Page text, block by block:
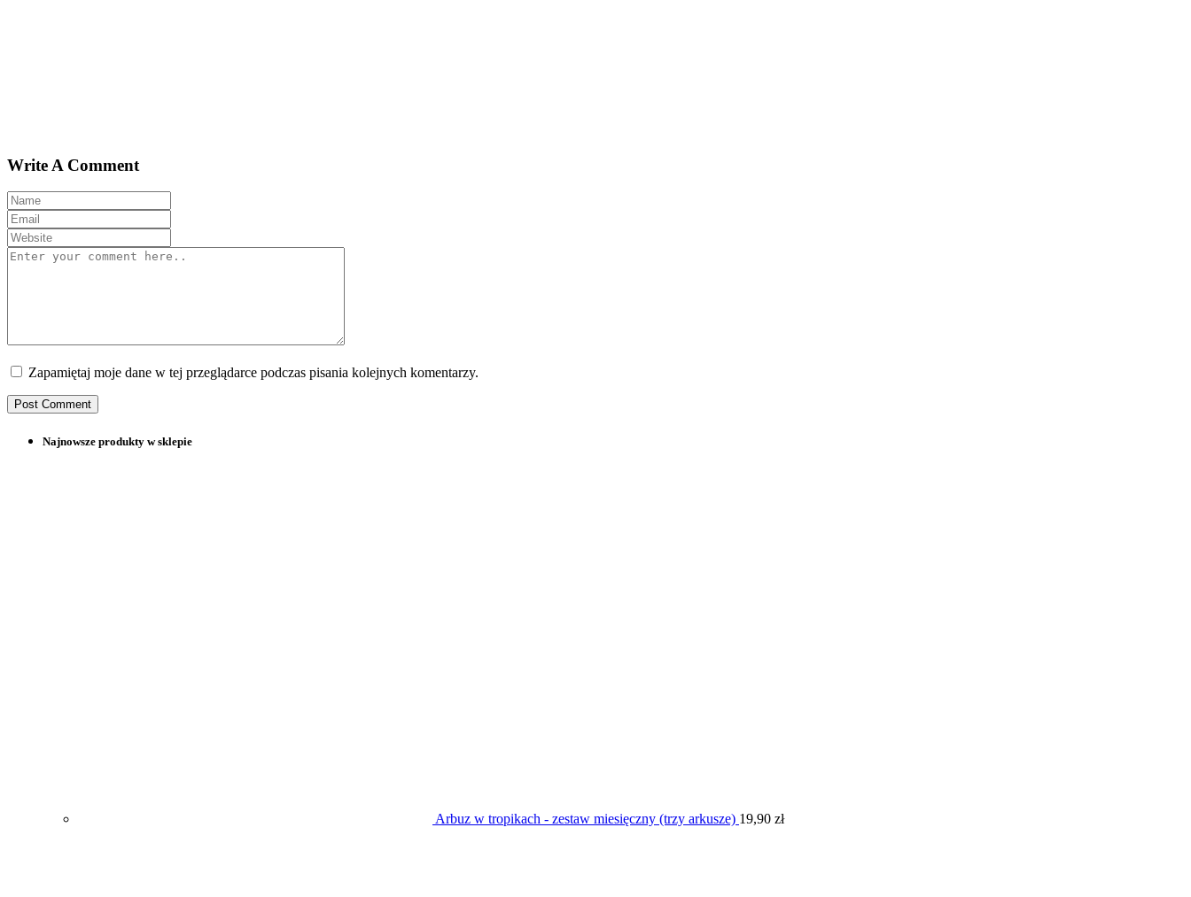
Write A Comment
Zapamiętaj moje dane w tej przeglądarce podczas pisania kolejnych komentarzy.
Najnowsze produkty w sklepie
Arbuz w tropikach - zestaw miesięczny (trzy arkusze) 19,90 zł